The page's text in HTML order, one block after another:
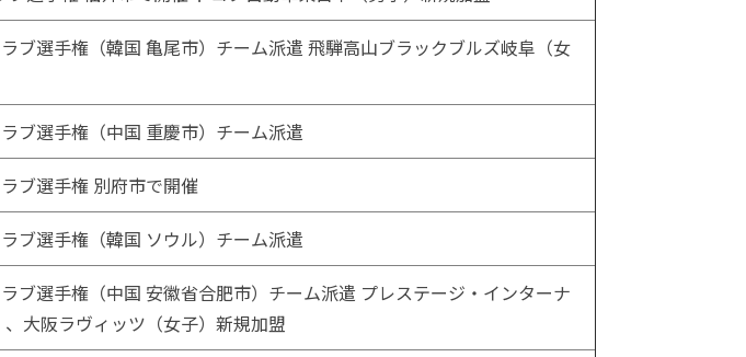
ブ選手権（韓国 亀尾市）チーム派遣 飛騨高山ブラックブルズ岐阜（女
ブ選手権（中国 重慶市）チーム派遣
ブ選手権 別府市で開催
ブ選手権（韓国 ソウル）チーム派遣
ブ選手権（中国 安徽省合肥市）チーム派遣 プレステージ・インターナ
大阪ラヴィッツ（女子）新規加盟